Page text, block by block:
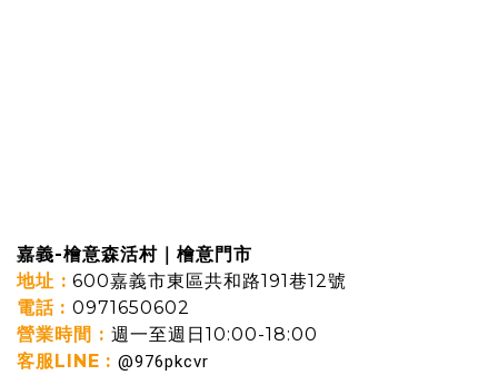
嘉義-檜意森活村｜檜意門市
地址 : 600嘉義市東區共和路191巷12號
電話 : 0971650602
營業時間 : 週一至週日10:00-18:00
客服LINE : @976pkcvr